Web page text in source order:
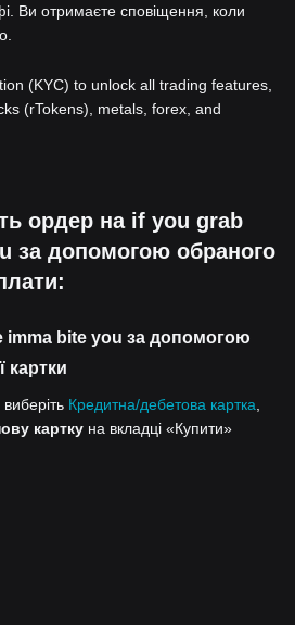
Ви отримаєте сповіщення, коли
(KYC) to unlock all trading features,
(rTokens), metals, forex, and
ордер на if you grab
за допомогою обраного
imma bite you за допомогою
картки
Кредитна/дебетова картка
картку на вкладці «Купити»